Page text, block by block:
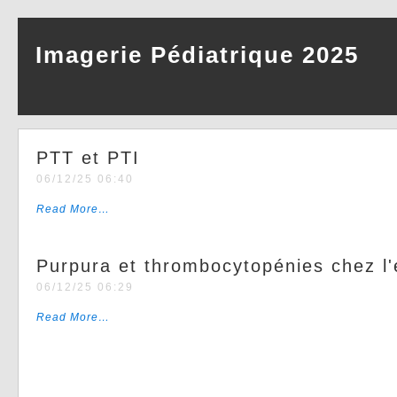
Imagerie Pédiatrique 2025
PTT et PTI
06/12/25 06:40
Read More…
Purpura et thrombocytopénies chez
06/12/25 06:29
Read More…